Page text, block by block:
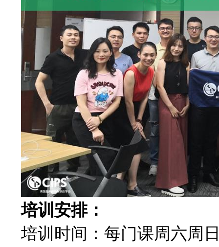
培训安排：
培训时间：每门课周六周